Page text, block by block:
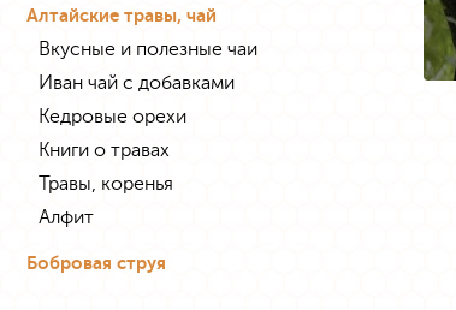
Алтайские травы, чай
Вкусные и полезные чаи
Иван чай с добавками
Кедровые орехи
Книги о травах
Травы, коренья
Алфит
Бобровая струя